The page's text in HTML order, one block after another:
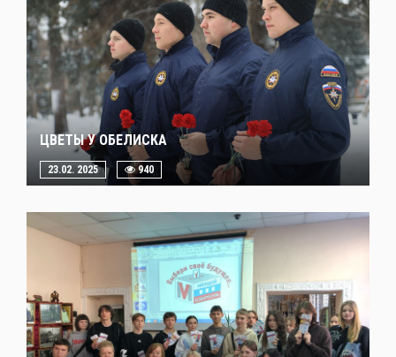
ЦВЕТЫ У ОБЕЛИСКА
23.02. 2025 940